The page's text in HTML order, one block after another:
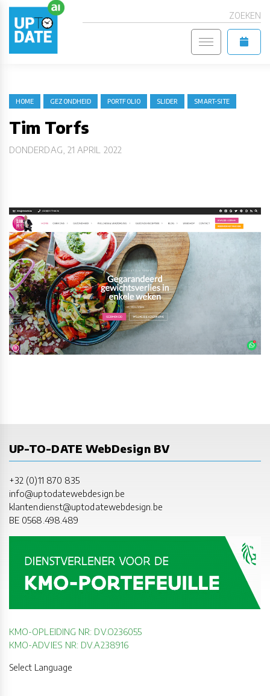
ZOEKEN
HOME GEZONDHEID PORTFOLIO SLIDER SMART-SITE
Tim Torfs
DONDERDAG, 21 APRIL 2022
UP-TO-DATE WebDesign BV
+32 (0)11 870 835
info@uptodatewebdesign.be
klantendienst@uptodatewebdesign.be
BE 0568.498.489
KMO-OPLEIDING NR: DV.O236055
KMO-ADVIES NR: DV.A238916
Select Language